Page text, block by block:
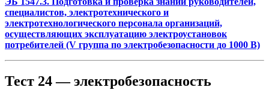
специалистов, электротехнического и
электротехнологического персонала организаций,
осуществляющих эксплуатацию электроустановок
потребителей (V группа по электробезопасности до 1000 В)
Тест 24 — электробезопасность